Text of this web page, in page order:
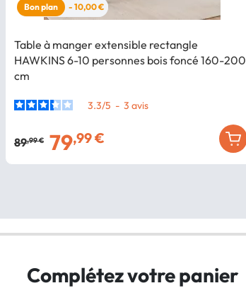
Bon plan - 10,00 €
Table à manger extensible rectangle
HAWKINS 6-10 personnes bois foncé 160-200
cm
3.3/5 - 3 avis
89,99 € 79,99 €
Complétez votre panier